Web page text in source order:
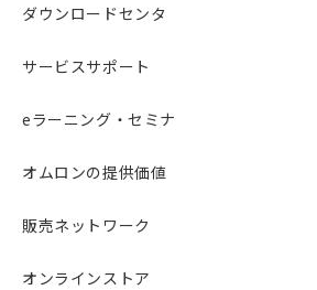
ダウンロードセンタ
サービスサポート
eラーニング・セミナ
オムロンの提供価値
販売ネットワーク
オンラインストア